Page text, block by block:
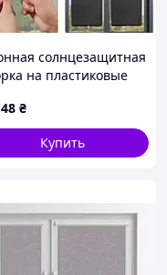
солнцезащитная
на пластиковые
₴
Купить